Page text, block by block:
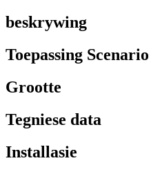
beskrywing
Toepassing Scenario
Grootte
Tegniese data
Installasie